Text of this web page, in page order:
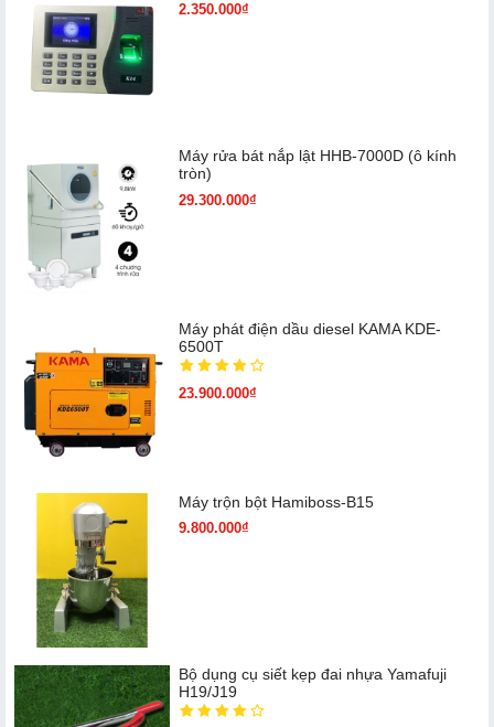
2.350.000₫
Máy rửa bát nắp lật HHB-7000D (ô kính
tròn)
29.300.000₫
Máy phát điện dầu diesel KAMA KDE-
6500T
23.900.000₫
Máy trộn bột Hamiboss-B15
9.800.000₫
Bộ dụng cụ siết kẹp đai nhựa Yamafuji
H19/J19